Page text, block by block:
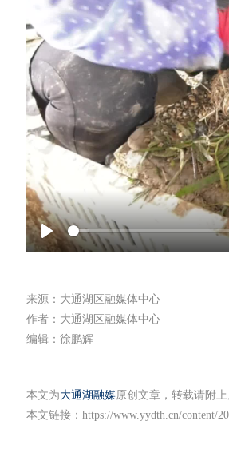
Play
来源：大通湖区融媒体中心
作者：大通湖区融媒体中心
编辑：徐鹏辉
本文为大通湖融媒原创文章，转载请附
本文链接： https://www.yydth.cn/content/